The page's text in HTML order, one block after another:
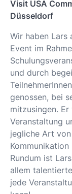
Visit USA
Düsseldorf
Wir haben Lars
Event im
und durch
genossen, bei
mitzusingen.
Veranstaltung
jegliche Art
Rundum ist
allem
jede